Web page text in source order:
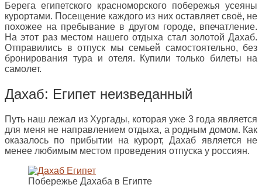
Берега египетского красноморского побережья усеяны
курортами. Посещение каждого из них оставляет своё, не
похожее на пребывание в другом городе, впечатление.
На этот раз местом нашего отдыха стал золотой Дахаб.
Отправились в отпуск мы семьей самостоятельно, без
бронирования тура и отеля. Купили только билеты на
самолет.
Дахаб: Египет неизведанный
Путь наш лежал из Хургады, которая уже 3 года является
для меня не направлением отдыха, а родным домом. Как
оказалось по прибытии на курорт, Дахаб является не
менее любимым местом проведения отпуска у россиян.
Побережье Дахаба в Египте